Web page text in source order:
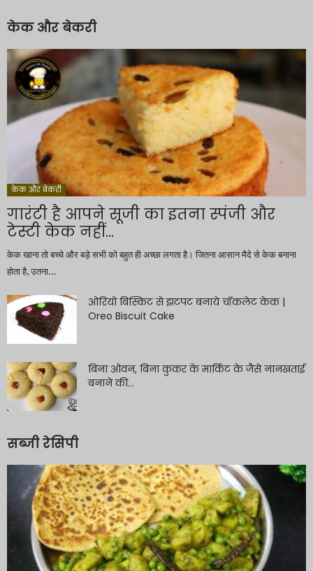
केक और बेकरी
केक और बेकरी
गारंटी है आपने सूजी का इतना स्पंजी और
टेस्टी केक नहीं...
केक खाना तो बच्चे और बड़े सभी को बहुत ही अच्छा लगता है। जितना आसान मैदे से केक बनाना
होता है, उतना...
ओरियो बिस्किट से झटपट बनाये चॉकलेट केक |
Oreo Biscuit Cake
बिना ओवन, बिना कुकर के मार्किट के जैसे नानखताई
बनाने की...
सब्जी रेसिपी